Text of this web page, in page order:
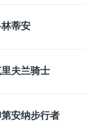
蒂安
夫兰骑士
第安纳步行者